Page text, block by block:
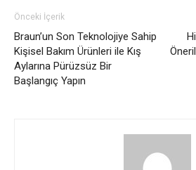
Önceki İçerik
Braun’un Son Teknolojiye Sahip
Kişisel Bakım Ürünleri ile Kış
Aylarına Pürüzsüz Bir
Başlangıç Yapın